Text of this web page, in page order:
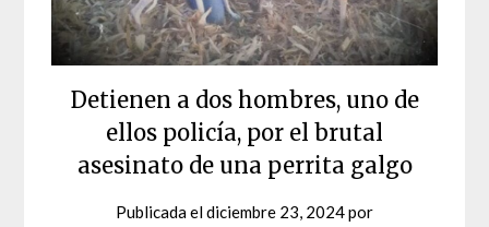
Detienen a dos hombres, uno de
ellos policía, por el brutal
asesinato de una perrita galgo
Publicada eldiciembre 23, 2024por